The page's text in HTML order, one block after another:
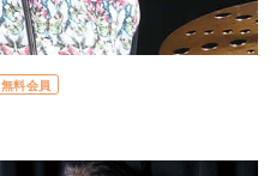
無料会員